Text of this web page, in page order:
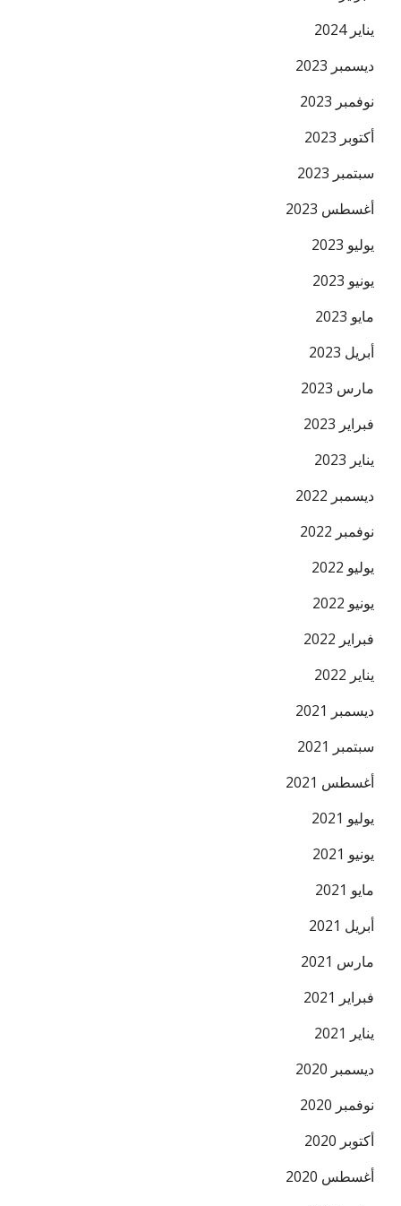
يناير 2024
ديسمبر 2023
نوفمبر 2023
أكتوبر 2023
سبتمبر 2023
أغسطس 2023
يوليو 2023
يونيو 2023
مايو 2023
أبريل 2023
مارس 2023
فبراير 2023
يناير 2023
ديسمبر 2022
نوفمبر 2022
يوليو 2022
يونيو 2022
فبراير 2022
يناير 2022
ديسمبر 2021
سبتمبر 2021
أغسطس 2021
يوليو 2021
يونيو 2021
مايو 2021
أبريل 2021
مارس 2021
فبراير 2021
يناير 2021
ديسمبر 2020
نوفمبر 2020
أكتوبر 2020
أغسطس 2020